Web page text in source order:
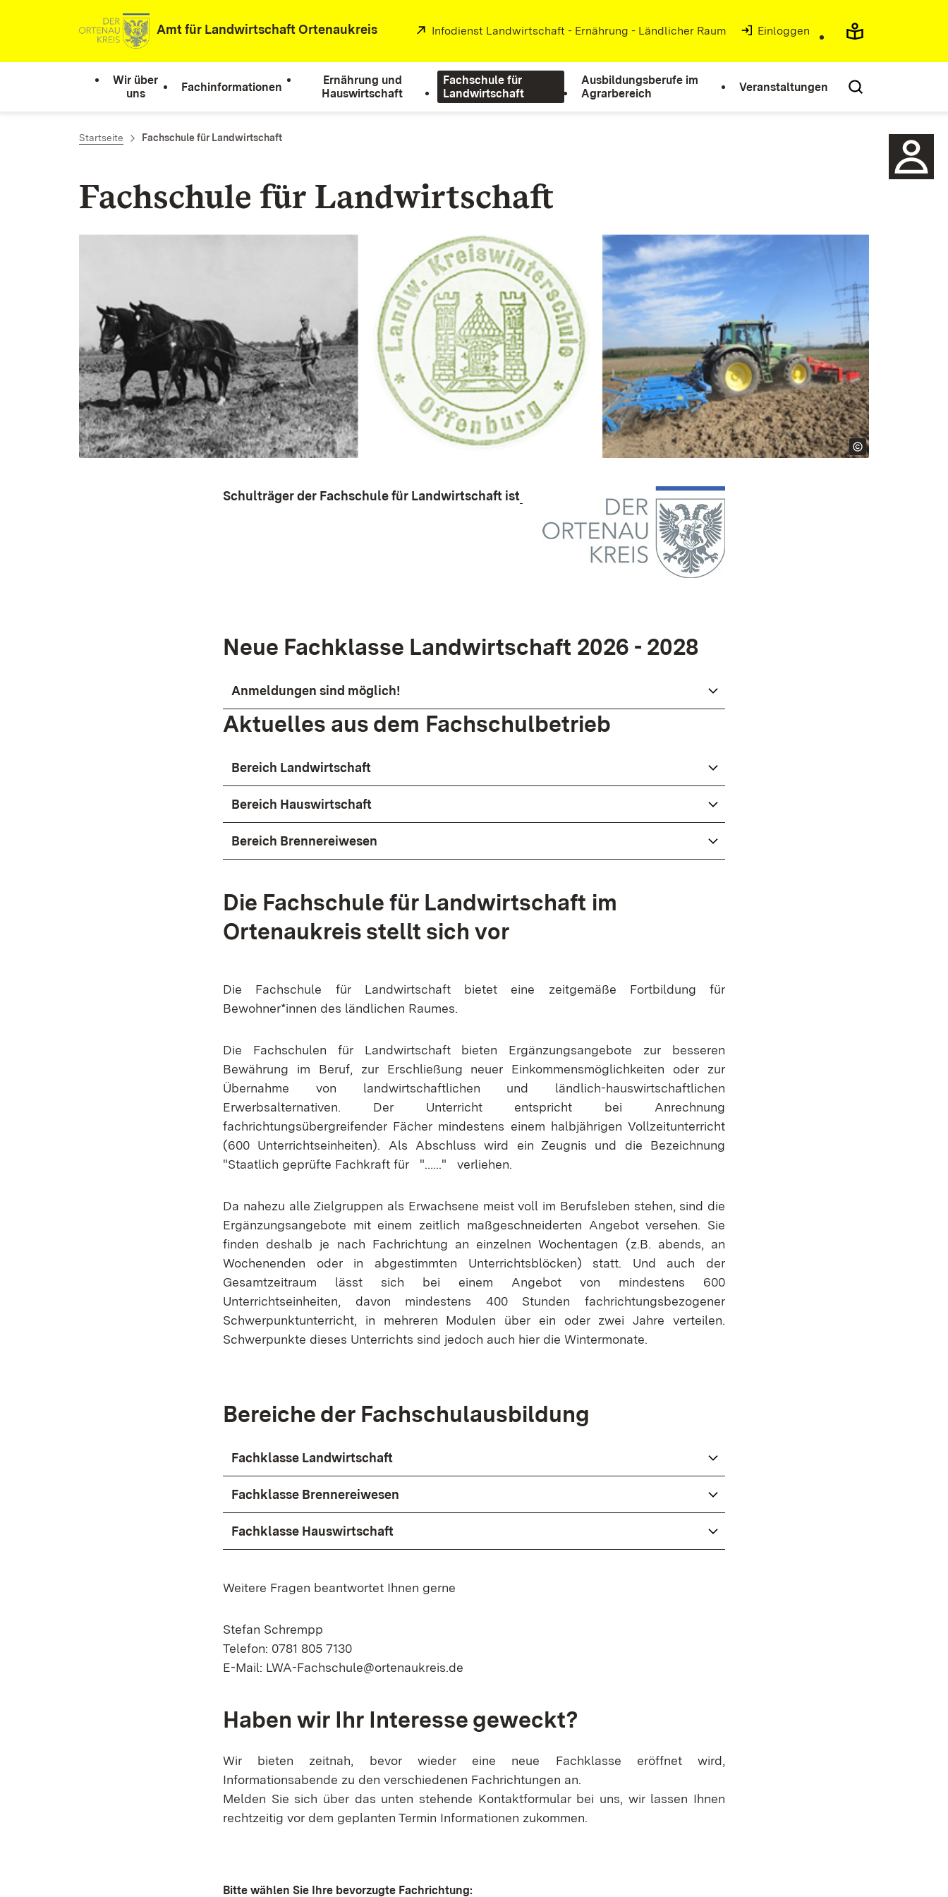
Zum Inhalt springen Amt für Landwirtschaft Ortenaukreis Extern:
Infodienst Landwirtschaft - Ernährung - Ländlicher Raum (Öffnet in neuem Fenster)
Einloggen
Wir über
uns
Fachinformationen
Ernährung und
Hauswirtschaft
Fachschule für
Landwirtschaft
Ausbildungsberufe im
Agrarbereich
Veranstaltungen
Startseite Fachschule für Landwirtschaft
Fachschule für Landwirtschaft
Schulträger der Fachschule für Landwirtschaft ist
Neue Fachklasse Landwirtschaft 2026 - 2028
Anmeldungen sind möglich!
Aktuelles aus dem Fachschulbetrieb
Bereich Landwirtschaft
Bereich Hauswirtschaft
Bereich Brennereiwesen
Die Fachschule für Landwirtschaft im
Ortenaukreis stellt sich vor
Die Fachschule für Landwirtschaft bietet eine zeitgemäße Fortbildung für
Bewohner*innen des ländlichen Raumes.
Die Fachschulen für Landwirtschaft bieten Ergänzungsangebote zur besseren
Bewährung im Beruf, zur Erschließung neuer Einkommensmöglichkeiten oder zur
Übernahme von landwirtschaftlichen und ländlich-hauswirtschaftlichen
Erwerbsalternativen. Der Unterricht entspricht bei Anrechnung
fachrichtungsübergreifender Fächer mindestens einem halbjährigen Vollzeitunterricht
(600 Unterrichtseinheiten). Als Abschluss wird ein Zeugnis und die Bezeichnung
"Staatlich geprüfte Fachkraft für "…..." verliehen.
Da nahezu alle Zielgruppen als Erwachsene meist voll im Berufsleben stehen, sind die
Ergänzungsangebote mit einem zeitlich maßgeschneiderten Angebot versehen. Sie
finden deshalb je nach Fachrichtung an einzelnen Wochentagen (z.B. abends, an
Wochenenden oder in abgestimmten Unterrichtsblöcken) statt. Und auch der
Gesamtzeitraum lässt sich bei einem Angebot von mindestens 600
Unterrichtseinheiten, davon mindestens 400 Stunden fachrichtungsbezogener
Schwerpunktunterricht, in mehreren Modulen über ein oder zwei Jahre verteilen.
Schwerpunkte dieses Unterrichts sind jedoch auch hier die Wintermonate.
Bereiche der Fachschulausbildung
Fachklasse Landwirtschaft
Fachklasse Brennereiwesen
Fachklasse Hauswirtschaft
Weitere Fragen beantwortet Ihnen gerne
Stefan Schrempp
Telefon: 0781 805 7130
E-Mail: LWA-Fachschule@ortenaukreis.de
Haben wir Ihr Interesse geweckt?
Wir bieten zeitnah, bevor wieder eine neue Fachklasse eröffnet wird,
Informationsabende zu den verschiedenen Fachrichtungen an.
Melden Sie sich über das unten stehende Kontaktformular bei uns, wir lassen Ihnen
rechtzeitig vor dem geplanten Termin Informationen zukommen.
Bitte wählen Sie Ihre bevorzugte Fachrichtung: